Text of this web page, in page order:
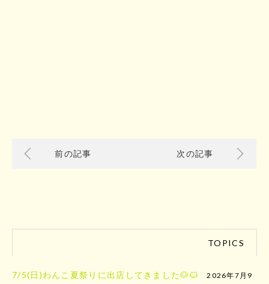
前の記事 次の記事
TOPICS
7/5(日)わんこ夏祭りに出店してきました🐶🐱
2026年7月9